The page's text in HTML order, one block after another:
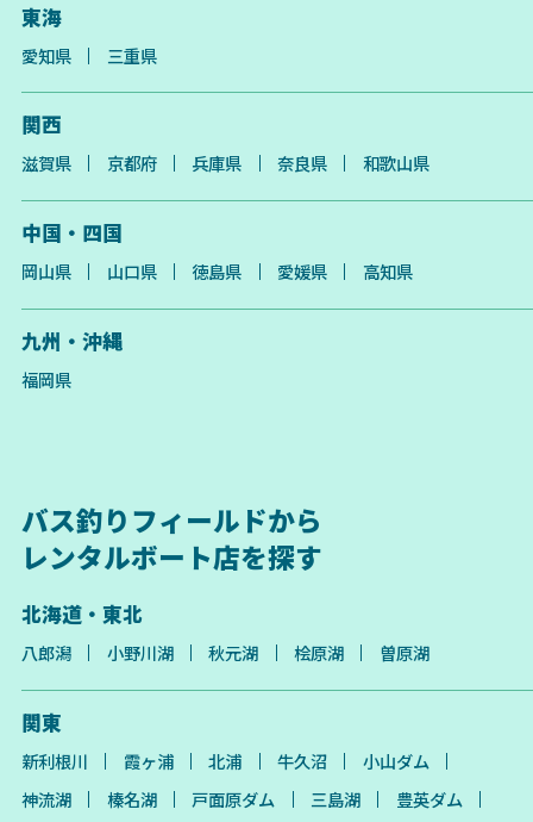
東海
愛知県 三重県
関西
滋賀県 京都府 兵庫県 奈良県 和歌山県
中国・四国
岡山県 山口県 徳島県 愛媛県 高知県
九州・沖縄
福岡県
バス釣りフィールドから
レンタルボート店を探す
北海道・東北
八郎潟 小野川湖 秋元湖 桧原湖 曽原湖
関東
新利根川 霞ヶ浦 北浦 牛久沼
小山ダム
神流湖
榛名湖 戸面原ダム 三島湖
豊英ダム